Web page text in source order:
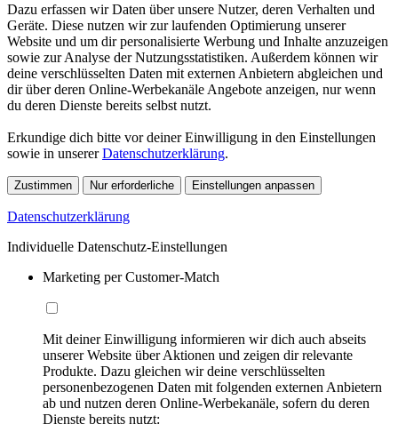
Dazu erfassen wir Daten über unsere Nutzer, deren Verhalten und
Geräte. Diese nutzen wir zur laufenden Optimierung unserer
Website und um dir personalisierte Werbung und Inhalte anzuzeigen
sowie zur Analyse der Nutzungsstatistiken. Außerdem können wir
deine verschlüsselten Daten mit externen Anbietern abgleichen und
dir über deren Online-Werbekanäle Angebote anzeigen, nur wenn
du deren Dienste bereits selbst nutzt.
Erkundige dich bitte vor deiner Einwilligung in den Einstellungen
sowie in unsererDatenschutzerklärung.
Zustimmen Nur erforderliche Einstellungen anpassen
Datenschutzerklärung
Individuelle Datenschutz-Einstellungen
Marketing per Customer-Match
Mit deiner Einwilligung informieren wir dich auch abseits
unserer Website über Aktionen und zeigen dir relevante
Produkte. Dazu gleichen wir deine verschlüsselten
personenbezogenen Daten mit folgenden externen Anbietern
ab und nutzen deren Online-Werbekanäle, sofern du deren
Dienste bereits nutzt: